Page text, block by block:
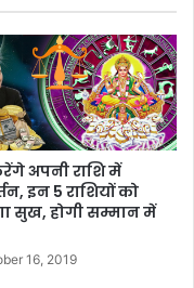
अपनी राशि में
इन 5 राशियों को
सुख, होगी सम्मान में
16, 2019